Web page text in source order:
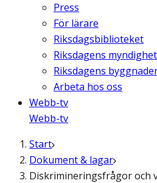
Press
För lärare
Riksdagsbiblioteket
Riksdagens
Riksdagens
Arbeta hos oss
Webb-tv
Webb-tv
Start
Dokument & lagar
Diskrimineringsfrågor och